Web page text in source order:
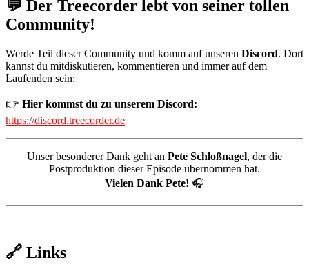
💬 Der Treecorder lebt von seiner tollen
Community!
Werde Teil dieser Community und komm auf unseren Discord. Dort
kannst du mitdiskutieren, kommentieren und immer auf dem
Laufenden sein:
👉 Hier kommst du zu unserem Discord:
https://discord.treecorder.de
Unser besonderer Dank geht an Pete Schloßnagel, der die
Postproduktion dieser Episode übernommen hat.
Vielen Dank Pete! 🎧
🔗 Links